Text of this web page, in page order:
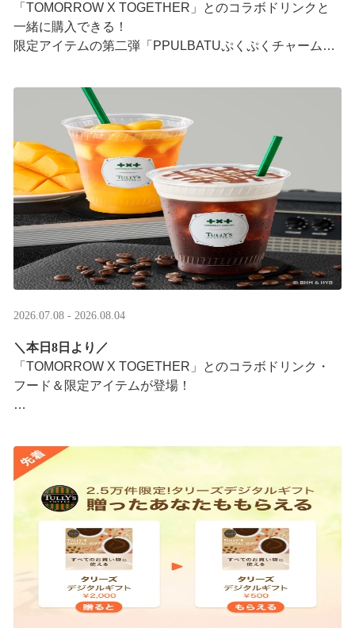
「TOMORROW X TOGETHER」とのコラボドリンクと
一緒に購入できる！​
限定アイテムの第二弾「PPULBATUぷくぷくチャーム」​
2026.07.08 - 2026.08.04
＼本日8日より／
「TOMORROW X TOGETHER」とのコラボドリンク・
フード＆限定アイテムが登場！